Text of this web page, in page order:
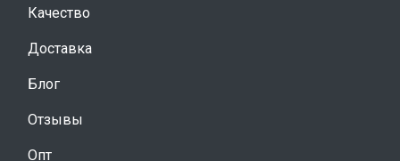
Качество
Доставка
Блог
Отзывы
Опт